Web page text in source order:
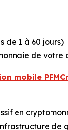
de 1 à 60 jours)
de votre
mobile
en